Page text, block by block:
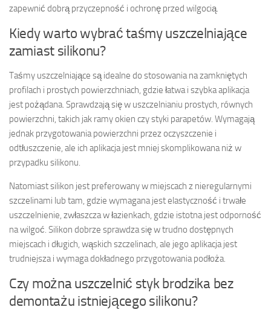
zapewnić dobrą przyczepność i ochronę przed wilgocią.
Kiedy warto wybrać taśmy uszczelniające
zamiast silikonu?
Taśmy uszczelniające są idealne do stosowania na zamkniętych
profilach i prostych powierzchniach, gdzie łatwa i szybka aplikacja
jest pożądana. Sprawdzają się w uszczelnianiu prostych, równych
powierzchni, takich jak ramy okien czy styki parapetów. Wymagają
jednak przygotowania powierzchni przez oczyszczenie i
odtłuszczenie, ale ich aplikacja jest mniej skomplikowana niż w
przypadku silikonu.
Natomiast silikon jest preferowany w miejscach z nieregularnymi
szczelinami lub tam, gdzie wymagana jest elastyczność i trwałe
uszczelnienie, zwłaszcza w łazienkach, gdzie istotna jest odporność
na wilgoć. Silikon dobrze sprawdza się w trudno dostępnych
miejscach i długich, wąskich szczelinach, ale jego aplikacja jest
trudniejsza i wymaga dokładnego przygotowania podłoża.
Czy można uszczelnić styk brodzika bez
demontażu istniejącego silikonu?